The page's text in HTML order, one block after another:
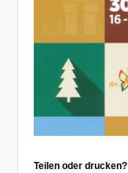
Teilen oder drucken?